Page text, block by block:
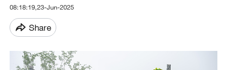
08:18:19,23-Jun-2025
Share